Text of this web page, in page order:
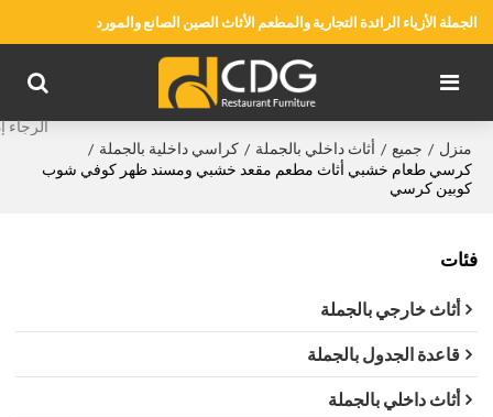
الجملة الأزياء الرائدة التجارية والمطعم الأثاث الصين الصانع والمورد
منزل / جميع / أثاث داخلي بالجملة / كراسي داخلية بالجملة /
كرسي طعام خشبي أثاث مطعم مقعد خشبي ومسند ظهر كوفي شوب
كوبين كرسي
فئات
أثاث خارجي بالجملة
قاعدة الجدول بالجملة
أثاث داخلي بالجملة